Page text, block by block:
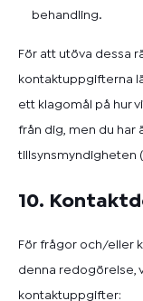
behandling.
För att utöva dessa
kontaktuppgifterna
ett klagomål på hur
från dig, men du har
tillsynsmyndigheten
10.
För frågor och/eller
denna redogörelse,
kontaktuppgifter: